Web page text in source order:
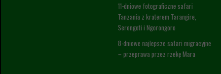
11-dniowe fotograficzne safari
Tanzania z kraterem Tarangire,
Serengeti i Ngorongoro
8-dniowe najlepsze safari migracyjne
– przeprawa przez rzekę Mara